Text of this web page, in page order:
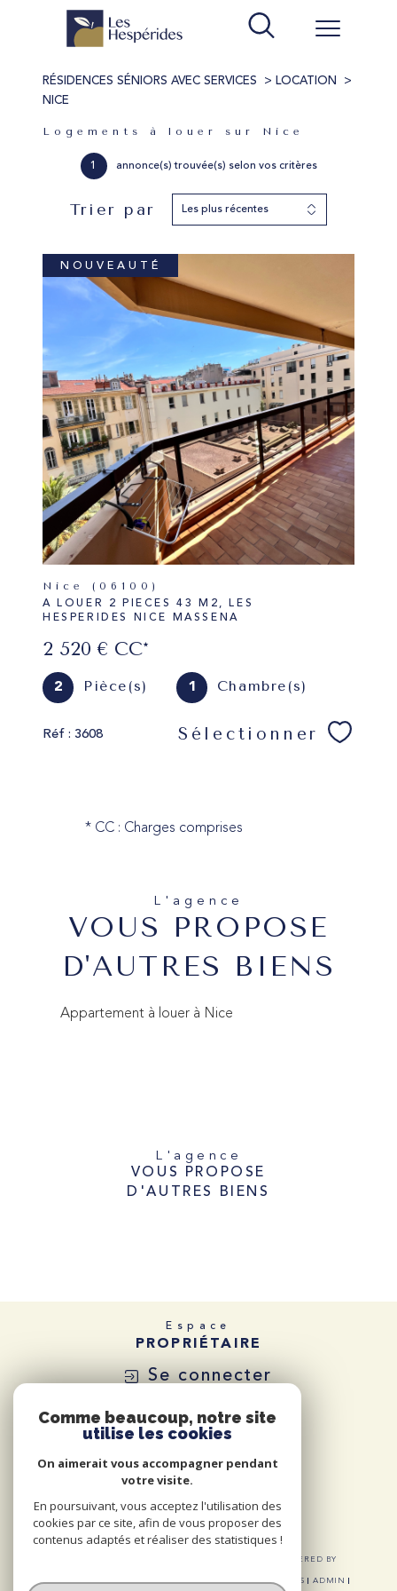
RÉSIDENCES SÉNIORS AVEC SERVICES
LOCATION
NICE
Logements à louer sur Nice
1 annonce(s) trouvée(s) selon vos critères
Trier par Les plus récentes
NOUVEAUTÉ
Nice (06100)
A LOUER 2 PIECES 43 M2, LES
HESPERIDES NICE MASSENA
2 520 € CC*
2 Pièce(s) 1 Chambre(s)
Réf : 3608 Sélectionner
* CC : Charges comprises
L'agence
VOUS PROPOSE
D'AUTRES BIENS
Appartement à louer à Nice
L'agence
VOUS PROPOSE
D'AUTRES BIENS
Espace
PROPRIÉTAIRE
Se connecter
© 2026 | TOUS DROITS RÉSERVÉS | TRADUCTION POWERED BY
MENTIONS LÉGALES
ADMIN
Comme beaucoup, notre site
utilise les cookies
On aimerait vous accompagner pendant
votre visite.
En poursuivant, vous acceptez l'utilisation des
cookies par ce site, afin de vous proposer des
contenus adaptés et réaliser des statistiques !